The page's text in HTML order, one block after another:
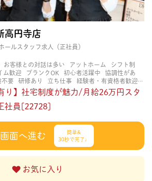
高円寺店
ールスタッフ求人（正社員）
お客様との対話は多い アットホーム
シフト制
ム歓迎 ブランクOK 初心者活躍中
協調性があ
不要 研修あり 立ち仕事
経験者・有資格者歓迎
長期歓迎
り】社宅制度が魅力/月給26万円スタ
社員[22728]
面へ進む
簡単&
30秒で完了♩
お気に入り